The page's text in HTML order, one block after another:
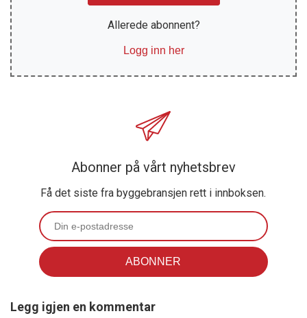
Allerede abonnent?
Logg inn her
Abonner på vårt nyhetsbrev
Få det siste fra byggebransjen rett i innboksen.
Legg igjen en kommentar